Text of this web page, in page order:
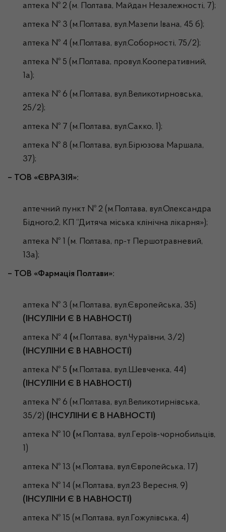
аптека № 2 (м. Полтава, Майдан Незалежності, 7);
аптека № 3 (м.Полтава, вул.Мазепи Івана, 45 б);
аптека № 4 (м.Полтава, вул.Соборності, 75/2);
аптека № 5 (м.Полтава, провул.Кооперативний,
1а);
аптека № 6 (м.Полтава, вул.Великотирновська,
25/2);
аптека № 7 (м.Полтава, вул.Сакко, 1);
аптека № 8 (м.Полтава, вул.Бірюзова Маршала,
37);
– ТОВ «ЄВРАЗІЯ»:
аптечний пункт № 2 (м.Полтава, вул.Олександра
Бідного,2, КП “Дитяча міська клінічна лікарня»);
аптека № 1 (м. Полтава, пр-т Першотравневий,
13а);
– ТОВ «Фармація Полтави»:
аптека № 3 (м.Полтава, вул.Європейська, 35)
(ІНСУЛІНИ Є В НАВНОСТІ)
аптека № 4 (м.Полтава, вул.Чураївни, 3/2)
(ІНСУЛІНИ Є В НАВНОСТІ)
аптека № 5 (м.Полтава, вул.Шевченка, 44)
(ІНСУЛІНИ Є В НАВНОСТІ)
аптека № 6 (м.Полтава, вул.Великотирнівська,
35/2) (ІНСУЛІНИ Є В НАВНОСТІ)
аптека № 10 (м.Полтава, вул.Героїв-чорнобильців,
1)
аптека № 13 (м.Полтава, вул.Європейська, 17)
аптека № 14 (м.Полтава, вул.23 Вересня, 9)
(ІНСУЛІНИ Є В НАВНОСТІ)
аптека № 15 (м.Полтава, вул.Гожулівська, 4)